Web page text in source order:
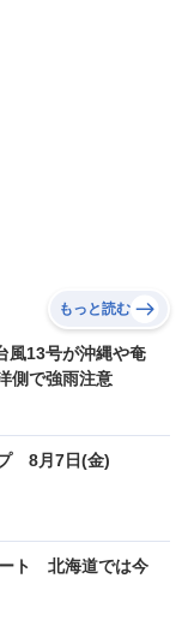
もっと読む
13号が沖縄や奄
側で強雨注意
8月7日(金)
ト 北海道では今